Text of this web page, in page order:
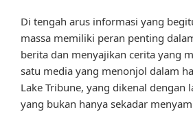
Di tengah arus informasi yang
massa memiliki peran penting
berita dan menyajikan cerita yang
satu media yang menonjol dalam
Lake Tribune, yang dikenal dengan
yang bukan hanya sekadar